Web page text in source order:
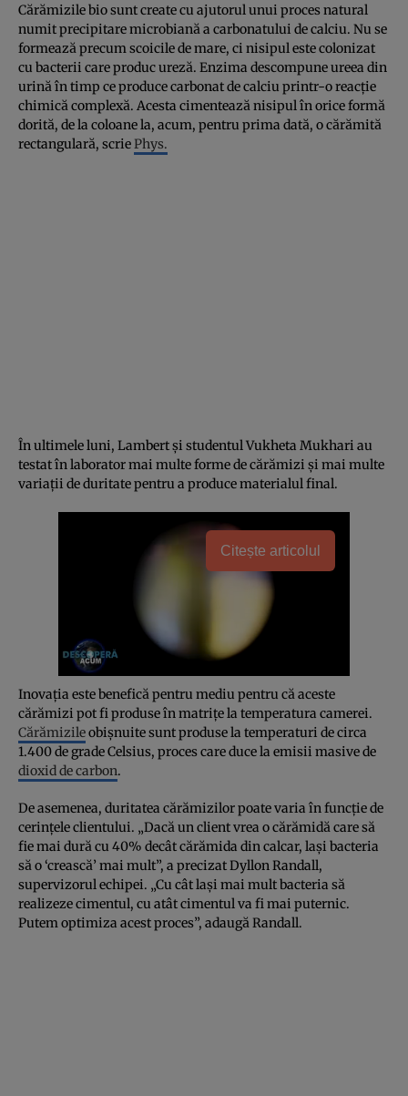
Cărămizile bio sunt create cu ajutorul unui proces natural
numit precipitare microbiană a carbonatului de calciu. Nu se
formează precum scoicile de mare, ci nisipul este colonizat
cu bacterii care produc ureză. Enzima descompune ureea din
urină în timp ce produce carbonat de calciu printr-o reacţie
chimică complexă. Acesta cimentează nisipul în orice formă
dorită, de la coloane la, acum, pentru prima dată, o cărămită
rectangulară, scriePhys.
În ultimele luni, Lambert şi studentul Vukheta Mukhari au
testat în laborator mai multe forme de cărămizi şi mai multe
variaţii de duritate pentru a produce materialul final.
Citește articolul
Inovaţia este benefică pentru mediu pentru că aceste
cărămizi pot fi produse în matriţe la temperatura camerei.
Cărămizileobişnuite sunt produse la temperaturi de circa
1.400 de grade Celsius, proces care duce la emisii masive de
dioxid de carbon.
De asemenea, duritatea cărămizilor poate varia în funcţie de
cerinţele clientului. „Dacă un client vrea o cărămidă care să
fie mai dură cu 40% decât cărămida din calcar, laşi bacteria
să o ‘crească’ mai mult”, a precizat Dyllon Randall,
supervizorul echipei. „Cu cât laşi mai mult bacteria să
realizeze cimentul, cu atât cimentul va fi mai puternic.
Putem optimiza acest proces”, adaugă Randall.